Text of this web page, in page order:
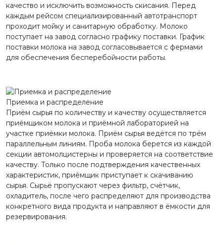
качество и исключить возможность скисания. Перед
каждым рейсом специализированный автотранспорт
проходит мойку и санитарную обработку. Молоко
поступает на завод согласно графику поставки. График
поставки молока на завод согласовывается с фермами
для обеспечения бесперебойности работы.
Приемка и распределение
Приём сырья по количеству и качеству осуществляется
приёмщиком молока и приёмной лабораторией на
участке приёмки молока. Приём сырья ведётся по трём
параллельным линиям. Проба молока берется из каждой
секции автомолцистерны и проверяется на соответствие
качеству. Только после подтверждения качественных
характеристик, приёмщик приступает к скачиванию
сырья. Сырьё пропускают через фильтр, счётчик,
охладитель, после чего распределяют для производства
конкретного вида продукта и направляют в ёмкости для
резервирования.